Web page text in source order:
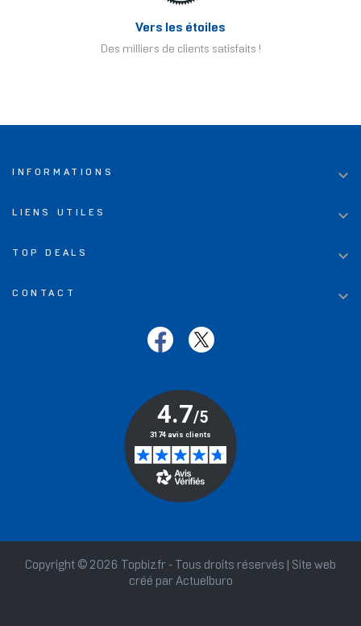
Vers les étoiles
Des milliers de clients satisfaits !
INFORMATIONS 
LIENS UTILES 
TOP DEALS 
CONTACT 
Copyright © 2026 Topbiz.fr - Tous droits réservés | Site web
créé par Actuelburo